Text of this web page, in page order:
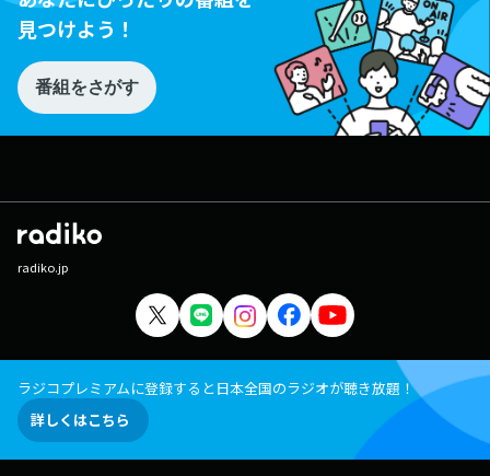
見つけよう！
番組をさがす
radiko.jp
ラジコプレミアムに登録すると日本全国のラジオが聴き放題！
詳しくはこちら